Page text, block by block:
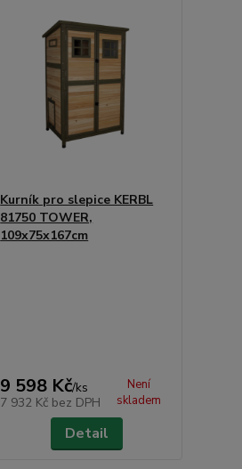
Kurník pro slepice KERBL
81750 TOWER,
109x75x167cm
9 598 Kč/ks
7 932 Kč bez DPH
Není
skladem
Detail